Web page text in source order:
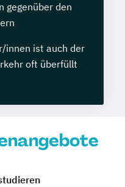
gegenüber den
innen ist auch der
oft überfüllt